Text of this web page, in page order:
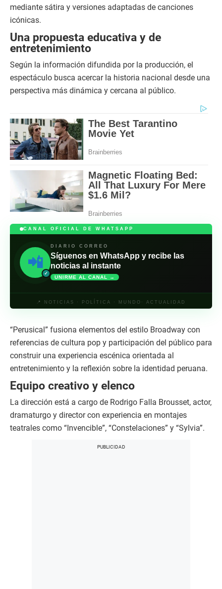
mediante sátira y versiones adaptadas de canciones
icónicas.
Una propuesta educativa y de
entretenimiento
Según la información difundida por la producción, el
espectáculo busca acercar la historia nacional desde una
perspectiva más dinámica y cercana al público.
CANAL OFICIAL DE WHATSAPP
📲
✓
DIARIO CORREO
Síguenos en WhatsApp y recibe las
noticias al instante
UNIRME AL CANAL →
📍 NOTICIAS · POLÍTICA · MUNDO· ACTUALIDAD
“Perusical” fusiona elementos del estilo Broadway con
referencias de cultura pop y participación del público para
construir una experiencia escénica orientada al
entretenimiento y la reflexión sobre la identidad peruana.
Equipo creativo y elenco
La dirección está a cargo de Rodrigo Falla Brousset, actor,
dramaturgo y director con experiencia en montajes
teatrales como “Invencible”, “Constelaciones” y “Sylvia”.